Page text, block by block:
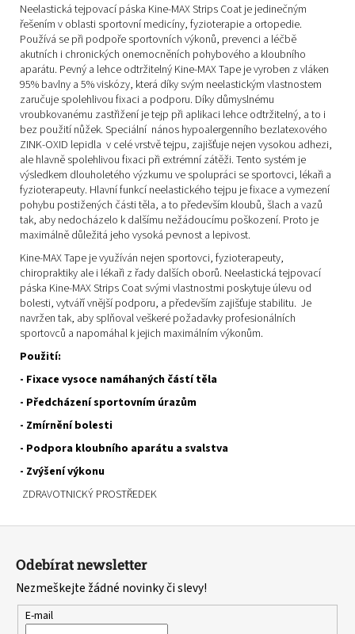
Neelastická tejpovací páska Kine-MAX Strips Coat je jedinečným
řešením v oblasti sportovní medicíny, fyzioterapie a ortopedie.
Používá se při podpoře sportovních výkonů, prevenci a léčbě
akutních i chronických onemocněních pohybového a kloubního
aparátu. Pevný a lehce odtržitelný Kine-MAX Tape je vyroben z vláken
95% bavlny a 5% viskózy, která díky svým neelastickým vlastnostem
zaručuje spolehlivou fixaci a podporu. Díky důmyslnému
vroubkovanému zastřižení je tejp při aplikaci lehce odtržitelný, a to i
bez použití nůžek. Speciální nános hypoalergenního bezlatexového
ZINK-OXID lepidla v celé vrstvě tejpu, zajišťuje nejen vysokou adhezi,
ale hlavně spolehlivou fixaci při extrémní zátěži. Tento systém je
výsledkem dlouholetého výzkumu ve spolupráci se sportovci, lékaři a
fyzioterapeuty. Hlavní funkcí neelastického tejpu je fixace a vymezení
pohybu postižených části těla, a to především kloubů, šlach a vazů
tak, aby nedocházelo k dalšímu nežádoucímu poškození. Proto je
maximálně důležitá jeho vysoká pevnost a lepivost.
Kine-MAX Tape je využíván nejen sportovci, fyzioterapeuty,
chiropraktiky ale i lékaři z řady dalších oborů. Neelastická tejpovací
páska Kine-MAX Strips Coat svými vlastnostmi poskytuje úlevu od
bolesti, vytváří vnější podporu, a především zajišťuje stabilitu. Je
navržen tak, aby splňoval veškeré požadavky profesionálních
sportovců a napomáhal k jejich maximálním výkonům.
Použití:
- Fixace vysoce namáhaných částí těla
- Předcházení sportovním úrazům
- Zmírnění bolesti
- Podpora kloubního aparátu a svalstva
- Zvýšení výkonu
ZDRAVOTNICKÝ PROSTŘEDEK
Původně:
4
290
Kč
Odebírat newsletter
Nezmeškejte žádné novinky či slevy!
E-mail